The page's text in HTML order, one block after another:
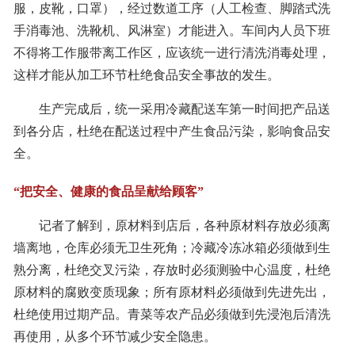
服，皮靴，口罩），经过数道工序（人工检查、脚踏式洗
手消毒池、洗靴机、风淋室）才能进入。车间内人员下班
不得将工作服带离工作区，应该统一进行清洗消毒处理，
这样才能从加工环节杜绝食品安全事故的发生。
生产完成后，统一采用冷藏配送车第一时间把产品送
到各分店，杜绝在配送过程中产生食品污染，影响食品安
全。
“把安全、健康的食品呈献给顾客”
记者了解到，原材料到店后，各种原材料存放必须离
墙离地，仓库必须无卫生死角；冷藏冷冻冰箱必须做到生
熟分离，杜绝交叉污染，存放时必须测验中心温度，杜绝
原材料的腐败变质现象；所有原材料必须做到先进先出，
杜绝使用过期产品。青菜等农产品必须做到先浸泡后清洗
再使用，从多个环节减少安全隐患。